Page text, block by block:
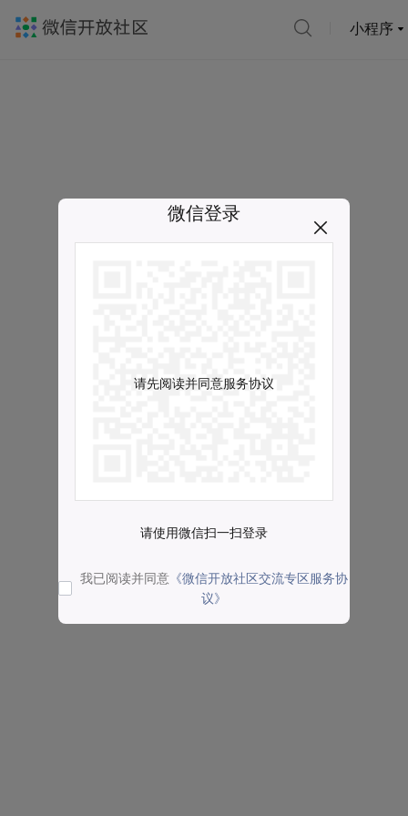
小程序
微信登录
请先阅读并同意服务协议
请使用微信扫一扫登录
我已阅读并同意 《微信开放社区交流专区服务协
议》